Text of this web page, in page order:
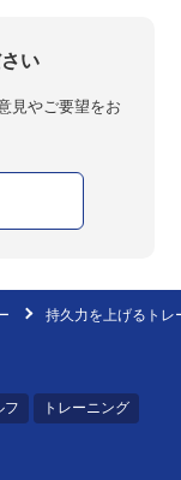
い
見やご要望をお
持久力を上げるト
フ トレーニング